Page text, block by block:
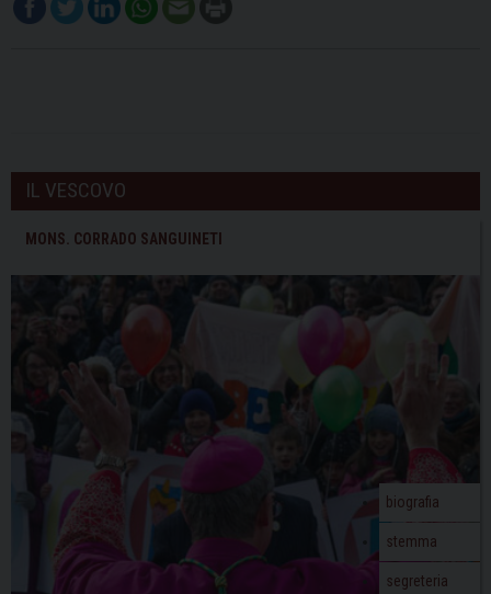
IL VESCOVO
MONS. CORRADO SANGUINETI
biografia
stemma
segreteria